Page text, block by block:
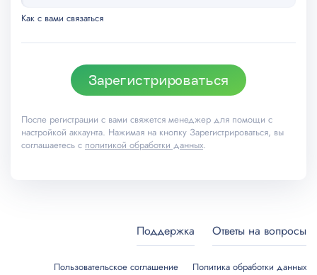
Как с вами связаться
Зарегистрироваться
После регистрации с вами свяжется менеджер для помощи с
настройкой аккаунта. Нажимая на кнопку Зарегистрироваться, вы
соглашаетесь с политикой обработки данных.
Поддержка Ответы на вопросы
Пользовательское соглашение Политика обработки данных